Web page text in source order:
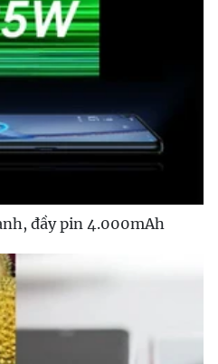
đầy pin 4.000mAh